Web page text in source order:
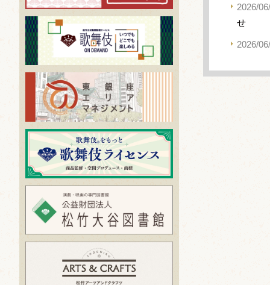
2026/
せ
2026/